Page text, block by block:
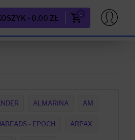
- 0.00 ZŁ 0
ALMARINA AM
- EPOCH ARPAX